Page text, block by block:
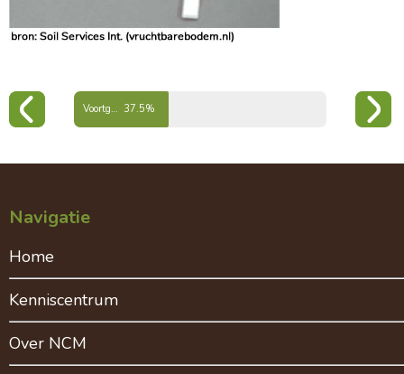
Voortgang hoofdstuk hoofdelementen 37.5%
Navigatie
Home
Kenniscentrum
Over NCM